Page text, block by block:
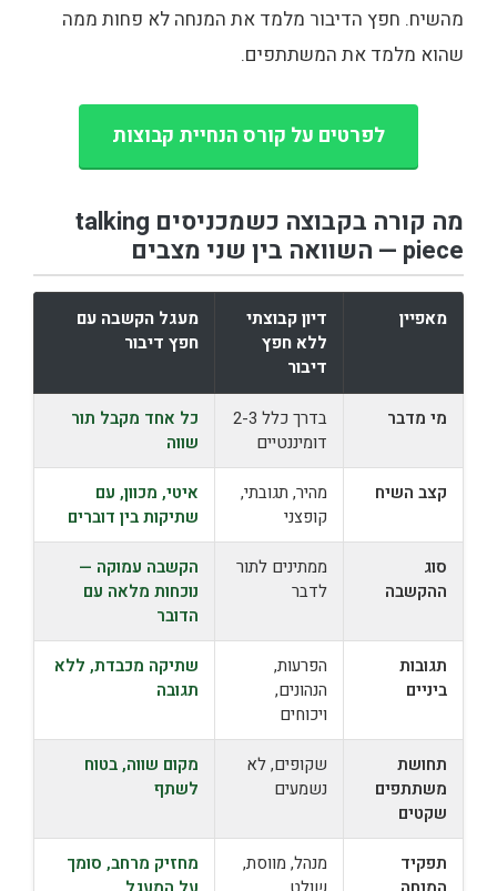
מהשיח. חפץ הדיבור מלמד את המנחה לא פחות ממה
שהוא מלמד את המשתתפים.
לפרטים על קורס הנחיית קבוצות
מה קורה בקבוצה כשמכניסים talking
piece — השוואה בין שני מצבים
מאפיין
דיון קבוצתי
ללא חפץ
דיבור
מעגל הקשבה עם
חפץ דיבור
מי מדבר
בדרך כלל 2-3
דומיננטיים
כל אחד מקבל תור
שווה
קצב השיח
מהיר, תגובתי,
קופצני
איטי, מכוון, עם
שתיקות בין דוברים
סוג
ההקשבה
ממתינים לתור
לדבר
הקשבה עמוקה —
נוכחות מלאה עם
הדובר
תגובות
ביניים
הפרעות,
הנהונים,
ויכוחים
שתיקה מכבדת, ללא
תגובה
תחושת
משתתפים
שקטים
שקופים, לא
נשמעים
מקום שווה, בטוח
לשתף
תפקיד
מנהל, מווסת,
מחזיק מרחב, סומך